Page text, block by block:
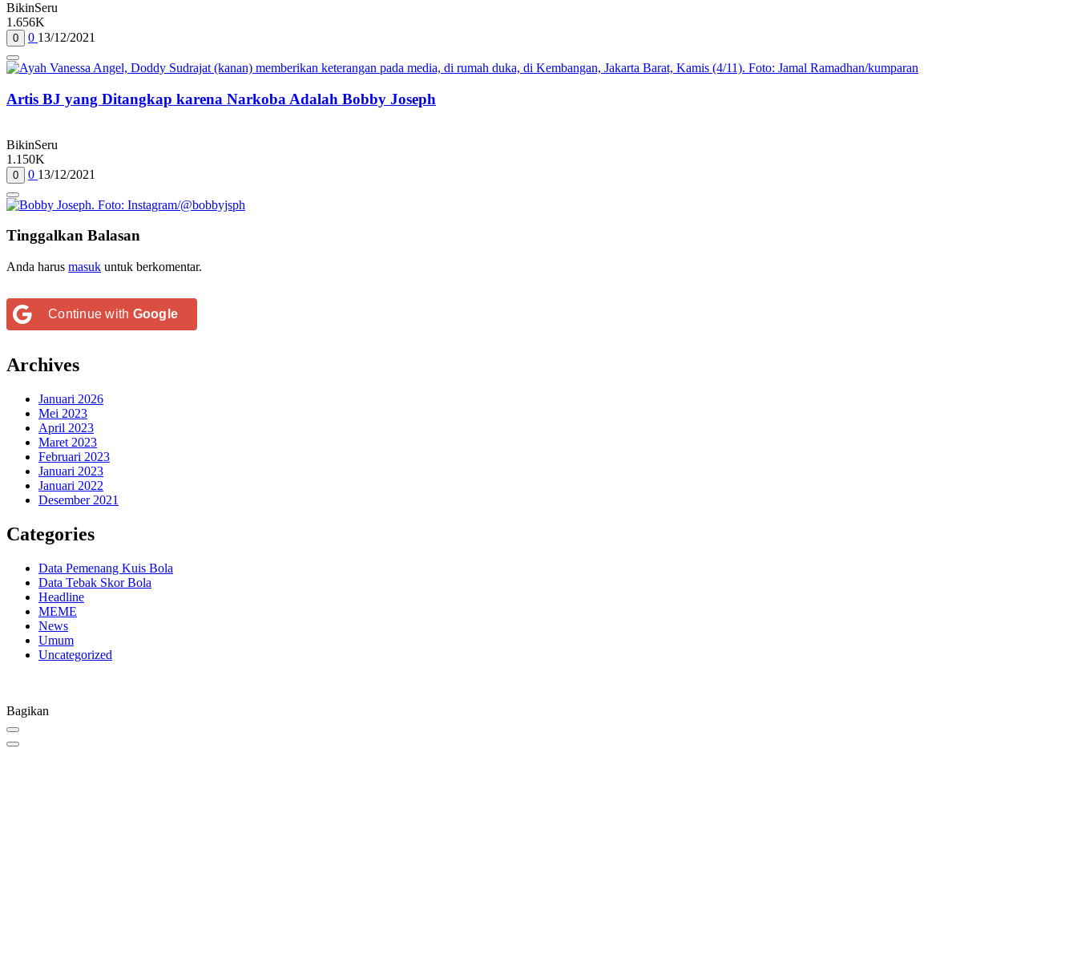
BikinSeru
1.656K
0 0 13/12/2021
Artis BJ yang Ditangkap karena Narkoba Adalah Bobby Joseph
BikinSeru
1.150K
0 0 13/12/2021
Tinggalkan Balasan
Anda harus masuk untuk berkomentar.
Continue with Google
Archives
Januari 2026
Mei 2023
April 2023
Maret 2023
Februari 2023
Januari 2023
Januari 2022
Desember 2021
Categories
Data Pemenang Kuis Bola
Data Tebak Skor Bola
Headline
MEME
News
Umum
Uncategorized
Bagikan